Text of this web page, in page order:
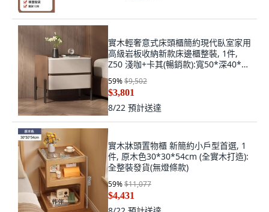
實木輕奢意式床頭櫃簡約現代臥室家用
高級岩板收納新款床邊櫃整裝, 1件,
Z50 淺咖+卡其(暢銷款):寬50*深40*高
59%$9,502
$3,801
8/22 預計送達
實木牀頭置物櫃 新簡約小戶型首選, 1
件, 原木色30*30*54cm (全實木打造):
全整裝發貨(無燈條款)
59%$11,077
$4,431